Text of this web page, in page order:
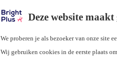
Deze website
We proberen je als bezoeker van onze site
Wij gebruiken cookies in de eerste plaats